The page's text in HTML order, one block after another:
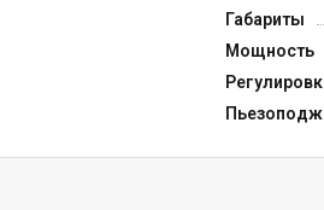
Габариты
Мощность